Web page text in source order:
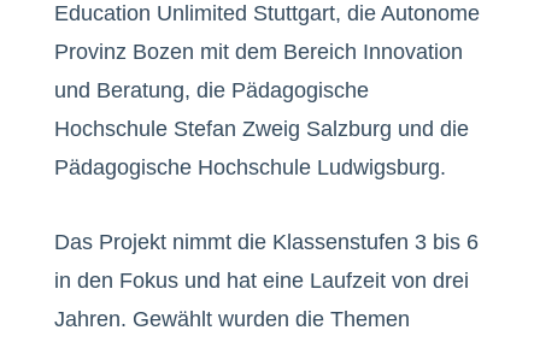
Education Unlimited Stuttgart, die Autonome
Provinz Bozen mit dem Bereich Innovation
und Beratung, die Pädagogische
Hochschule Stefan Zweig Salzburg und die
Pädagogische Hochschule Ludwigsburg.
Das Projekt nimmt die Klassenstufen 3 bis 6
in den Fokus und hat eine Laufzeit von drei
Jahren. Gewählt wurden die Themen